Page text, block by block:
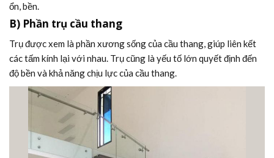
ổn, bền.
B) Phần trụ cầu thang
Trụ được xem là phần xương sống của cầu thang, giúp liên kết
các tấm kính lại với nhau. Trụ cũng là yếu tố lớn quyết định đến
độ bền và khả năng chịu lực của cầu thang.